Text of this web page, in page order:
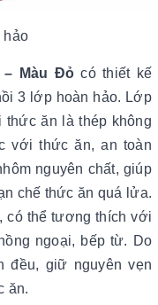
hảo
– Màu Đỏ có thiết kế
3 lớp hoàn hảo. Lớp
thức ăn là thép không
với thức ăn, an toàn
nguyên chất, giúp
chế thức ăn quá lửa.
có thể tương thích với
ngoại, bếp từ. Do
đều, giữ nguyên vẹn
ăn.